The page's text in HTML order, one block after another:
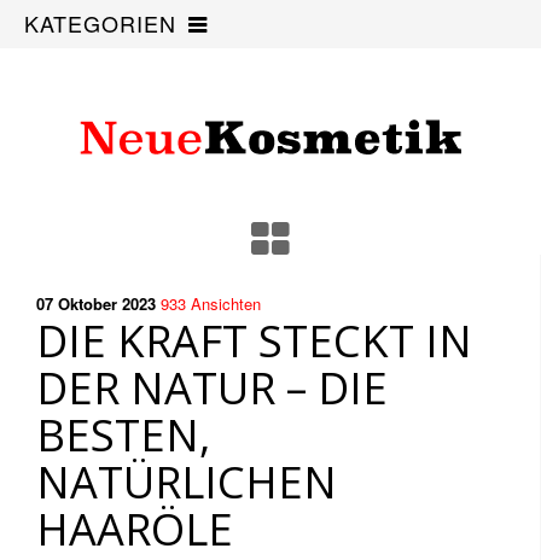
KATEGORIEN
07 Oktober 2023 933 Ansichten
DIE KRAFT STECKT IN
DER NATUR – DIE
BESTEN,
NATÜRLICHEN
HAARÖLE